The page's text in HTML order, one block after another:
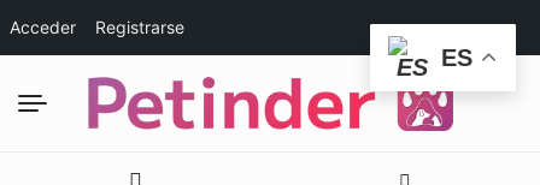
Acceder Registrarse
ES